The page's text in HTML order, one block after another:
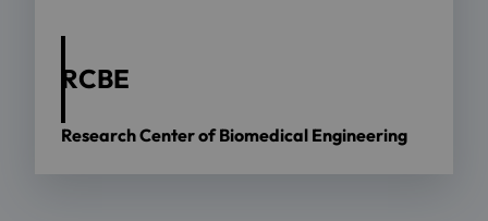
RCBE
Research Center of Biomedical Engineering